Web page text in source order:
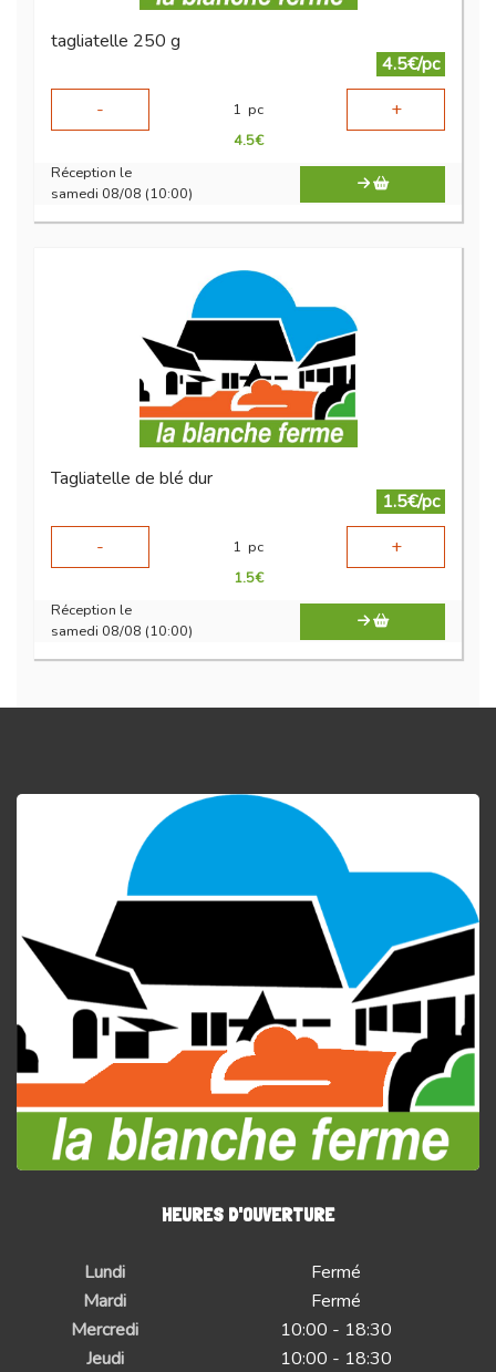
tagliatelle 250 g
4.5€/pc
-
1 pc +
4.5€
Réception le
samedi 08/08 (10:00)
Tagliatelle de blé dur
1.5€/pc
-
1 pc +
1.5€
Réception le
samedi 08/08 (10:00)
HEURES D'OUVERTURE
Lundi
Fermé
Mardi
Fermé
Mercredi
10:00 - 18:30
Jeudi
10:00 - 18:30